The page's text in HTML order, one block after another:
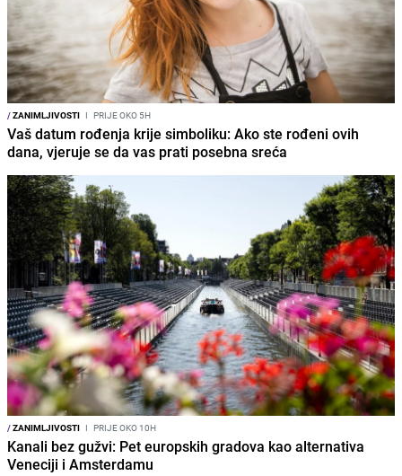
/ZANIMLJIVOSTI I PRIJE OKO 5H
Vaš datum rođenja krije simboliku: Ako ste rođeni ovih
dana, vjeruje se da vas prati posebna sreća
/ZANIMLJIVOSTI I PRIJE OKO 10H
Kanali bez gužvi: Pet europskih gradova kao alternativa
Veneciji i Amsterdamu